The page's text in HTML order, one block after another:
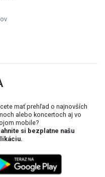
mať prehľad o najnovších
alebo koncertoch aj vo
mobile?
si bezplatne našu